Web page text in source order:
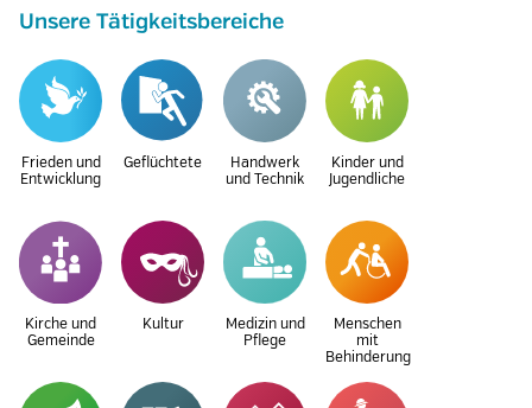
Unsere Tätigkeitsbereiche
Frieden und
Entwicklung
Geflüchtete
Handwerk
und Technik
Kinder und
Jugendliche
Kirche und
Gemeinde
Kultur
Medizin und
Pflege
Menschen
mit
Behinderung